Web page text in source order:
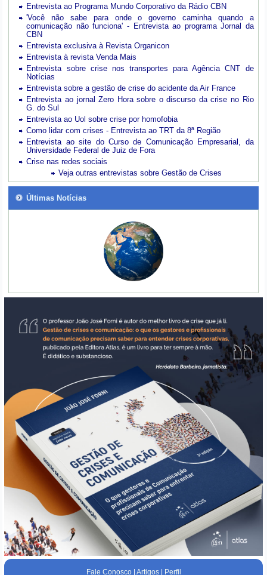
Entrevista ao Programa Mundo Corporativo da Rádio CBN
'Você não sabe para onde o governo caminha quando a
comunicação não funciona' - Entrevista ao programa Jornal da
CBN
Entrevista exclusiva à Revista Organicon
Entrevista à revista Venda Mais
Entrevista sobre crise nos transportes para Agência CNT de
Notícias
Entrevista sobre a gestão de crise do acidente da Air France
Entrevista ao jornal Zero Hora sobre o discurso da crise no Rio
G. do Sul
Entrevista ao Uol sobre crise por homofobia
Como lidar com crises - Entrevista ao TRT da 8ª Região
Entrevista ao site do Curso de Comunicação Empresarial, da
Universidade Federal de Juiz de Fora
Crise nas redes sociais
Veja outras entrevistas sobre Gestão de Crises
Últimas Notícias
Fale Conosco| Artigos| Perfil